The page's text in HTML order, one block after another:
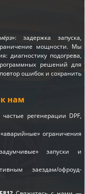
»: задержка запуска,
мощности. Мы
диагностику подогрева,
решений для
ошибок и сохранить
нам
регенерации DPF,
ограничения
запуски и
заездам/офроуд-